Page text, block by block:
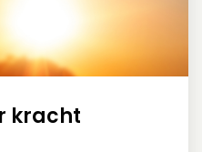
kracht